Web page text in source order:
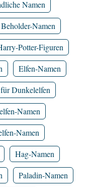
Namen
Beholder-Namen
Potter-Figuren
Elfen-Namen
Dunkelelfen
Namen
Namen
Hag-Namen
Paladin-Namen